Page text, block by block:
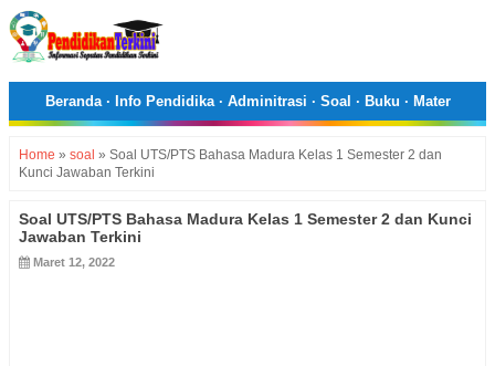
Beranda· Info Pendidika· Adminitrasi · Soal · Buku · Mater
Home » soal » Soal UTS/PTS Bahasa Madura Kelas 1 Semester 2 dan
Kunci Jawaban Terkini
Soal UTS/PTS Bahasa Madura Kelas 1 Semester 2 dan Kunci
Jawaban Terkini
Maret 12, 2022